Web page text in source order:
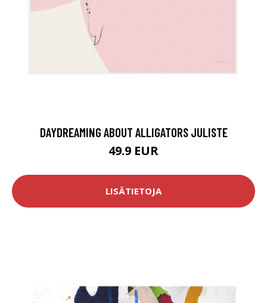
DAYDREAMING ABOUT ALLIGATORS JULISTE
49.9 EUR
LISÄTIETOJA